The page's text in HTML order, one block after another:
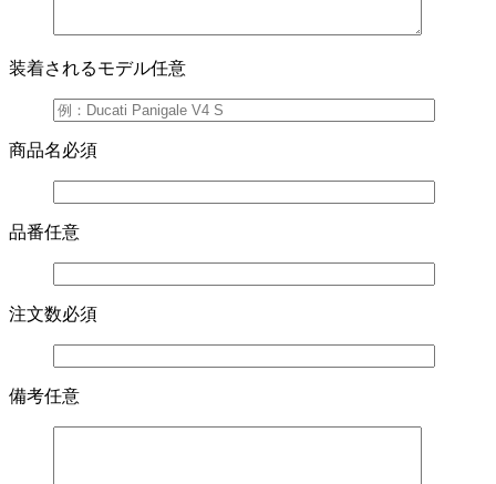
装着されるモデル任意
商品名必須
品番任意
注文数必須
備考任意